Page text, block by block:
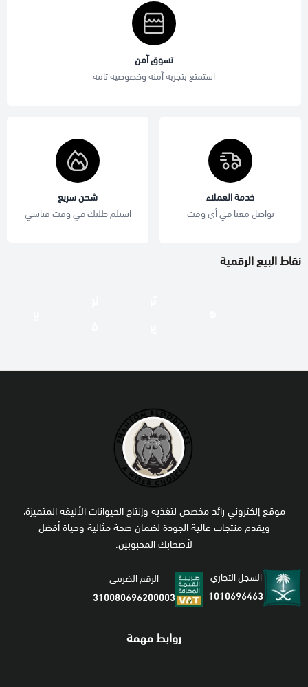
تسوق آمن
استمتع بتجربة آمنة وخصوصية تامة
خدمة العملاء
تواصل معنا في أي وقت
شحن سريع
استلم طلبك في وقت قياسي
نقاط البيع الرقمية
موقع إلكتروني رائد مخصص لتغذية وإنتاج الحيوانات الأليفة المتميزة،
ويقدم منتجات عالية الجودة لضمان صحة مثالية وحياة أفضل
لأصحابك المحبوبين.
السجل التجاري
1010696463
الرقم الضريبي
310080696200003
روابط مهمة